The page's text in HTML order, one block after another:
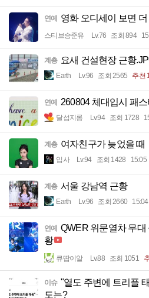
연예 영화 오디세이 보면
스티브승준유 Lv.76 조회 894
계층 요새 건설현장 근황
Earth Lv.96 조회 2565 추천 1
연예 260804 체대입시 패스
달섭지롱 Lv.94 조회 1728
계층 여자친구가 늦었을 때
입사 Lv.94 조회 1428 15:05
계층 서울 강남역 근황
Earth Lv.96 조회 2660 15:04
연예 QWER 위문열차 무
황
큐땁이알 Lv.88 조회 1051
이슈 "열도 주변에 트리플
도는?